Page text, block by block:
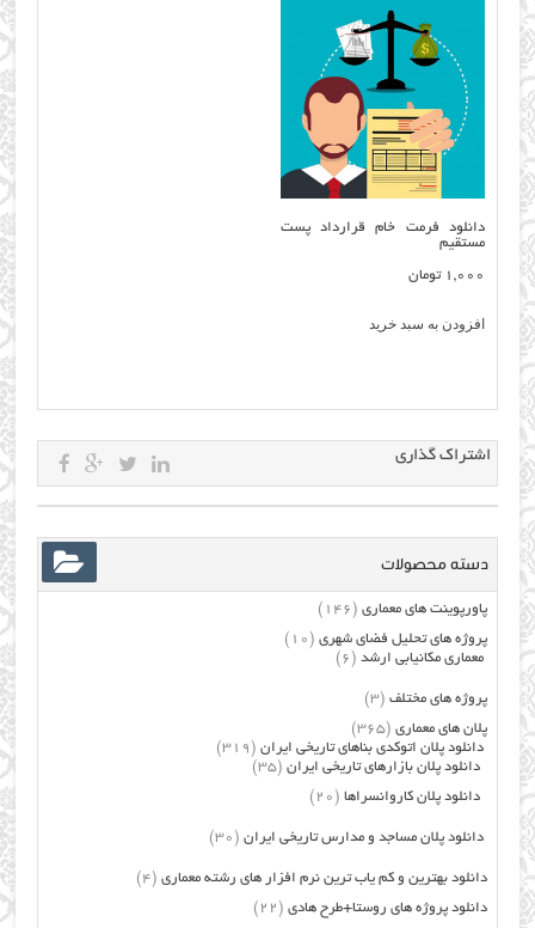
دانلود فرمت خام قرارداد پست
مستقيم
1,000 تومان
افزودن به سبد خرید
اشتراک گذاری
دسته محصولات
پاورپوینت های معماری (146)
پروژه های تحلیل فضای شهری (10)
معماری مکانیابی ارشد (6)
پروژه های مختلف (3)
پلان های معماری (365)
دانلود پلان اتوکدی بناهای تاریخی ایران (319)
دانلود پلان بازارهای تاریخی ایران (35)
دانلود پلان کاروانسراها (20)
دانلود پلان مساجد و مدارس تاریخی ایران (30)
دانلود بهترین و کم یاب ترین نرم افزار های رشته معماری (4)
دانلود پروژه های روستا+طرح هادی (22)